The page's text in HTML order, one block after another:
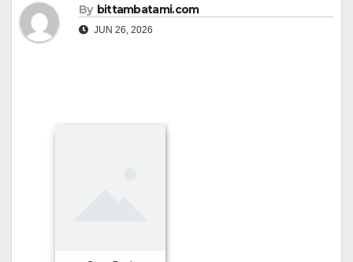
By bittambatami.com
JUN 26, 2026